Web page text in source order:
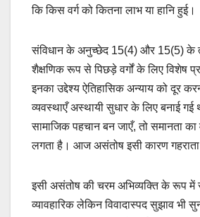
कि किस वर्ग को कितना लाभ या हानि हुई।
संविधान के अनुच्छेद 15(4) और 15(5) के
शैक्षणिक रूप से पिछड़े वर्गों के लिए विशेष
इनका उद्देश्य ऐतिहासिक अन्याय को दूर
व्यवस्थाएँ अस्थायी सुधार के लिए बनाई गई
सामाजिक पहचान बन जाएँ, तो समानता
लगता है। आज असंतोष इसी कारण गहराता
इसी असंतोष की चरम अभिव्यक्ति के रूप
व्यावहारिक लेकिन विवादास्पद सुझाव भी